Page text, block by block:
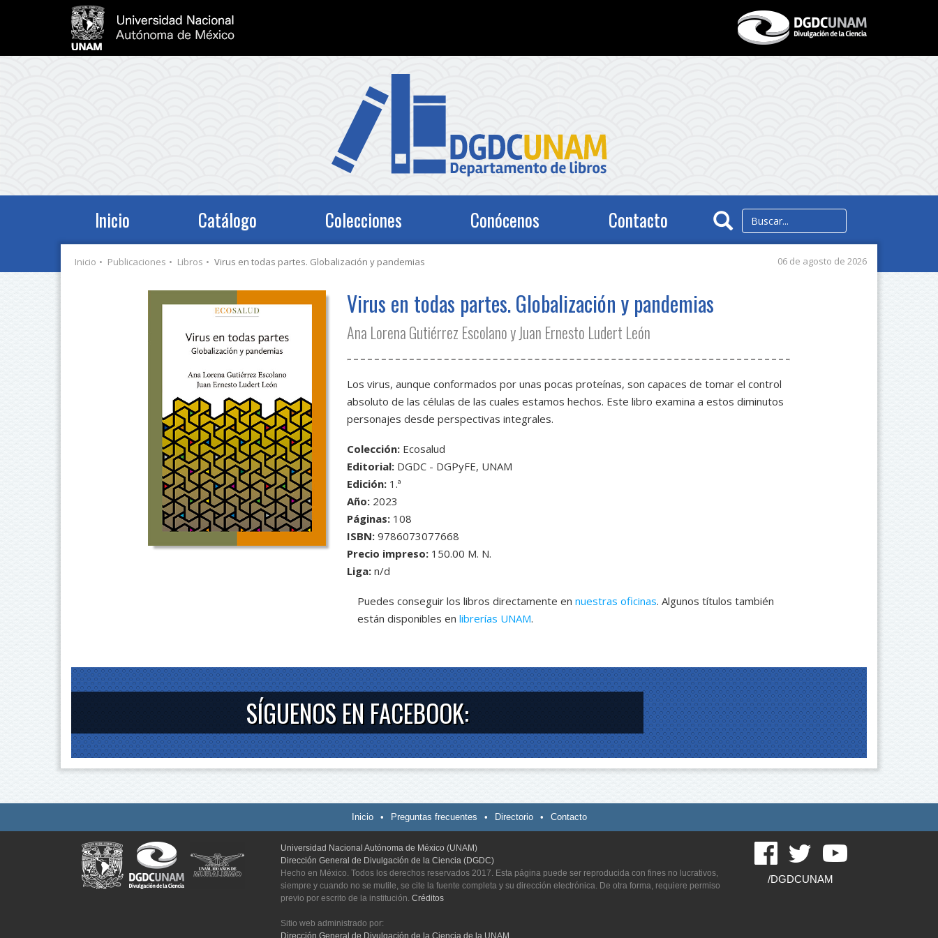
Inicio Catálogo Colecciones Conócenos Contacto
Inicio Publicaciones Libros Virus en todas partes. Globalización y pandemias 06 de agosto de 2026
Virus en todas partes. Globalización y pandemias
Ana Lorena Gutiérrez Escolano y Juan Ernesto Ludert León
Los virus, aunque conformados por unas pocas proteínas, son capaces de tomar el control
absoluto de las células de las cuales estamos hechos. Este libro examina a estos diminutos
personajes desde perspectivas integrales.
Colección: Ecosalud
Editorial: DGDC - DGPyFE, UNAM
Edición: 1.ª
Año: 2023
Páginas: 108
ISBN: 9786073077668
Precio impreso: 150.00 M. N.
Liga: n/d
Puedes conseguir los libros directamente en nuestras oficinas. Algunos títulos también
están disponibles en librerías UNAM.
SÍGUENOS EN FACEBOOK:
Inicio • Preguntas frecuentes • Directorio • Contacto
Universidad Nacional Autónoma de México (UNAM)
Dirección General de Divulgación de la Ciencia (DGDC)
Hecho en México. Todos los derechos reservados 2017. Esta página puede ser reproducida con fines no lucrativos,
siempre y cuando no se mutile, se cite la fuente completa y su dirección electrónica. De otra forma, requiere permiso
previo por escrito de la institución. Créditos
Sitio web administrado por:
Dirección General de Divulgación de la Ciencia de la UNAM
/DGDCUNAM